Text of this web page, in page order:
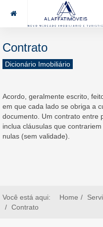
85 99969.7464
Contrato
Dicionário Imobiliário
Acordo, geralmente escrito,
em que cada lado se obriga a
documento. Um contrato entre
inclua cláusulas que
nulas (sem validade).
Você está aqui: Home
Contrato